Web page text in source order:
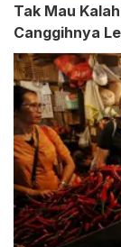
Tak Mau
Canggihnya